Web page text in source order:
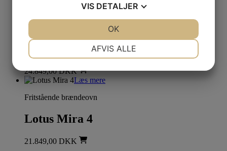
Mulighederne kan vælges på varesiden
24.849,00DKK
Læs mere
Fritstående brændeovn
Lotus Mira 4
21.849,00 DKK
VIS DETALJER
MARKETING
AFVIS ALLE
OK